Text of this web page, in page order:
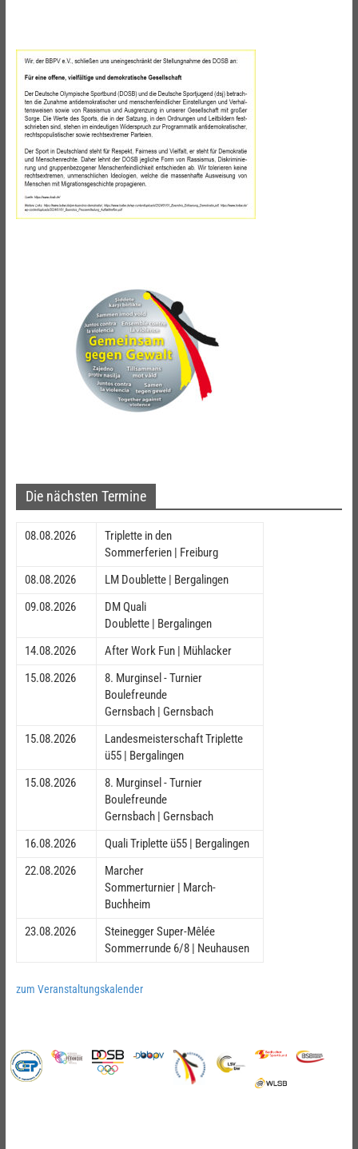
Die nächsten Termine
08.08.2026
Triplette in den
Sommerferien | Freiburg
08.08.2026
LM Doublette | Bergalingen
09.08.2026
DM Quali
Doublette | Bergalingen
14.08.2026
After Work Fun | Mühlacker
15.08.2026
8. Murginsel - Turnier
Boulefreunde
Gernsbach | Gernsbach
15.08.2026
Landesmeisterschaft Triplette
ü55 | Bergalingen
15.08.2026
8. Murginsel - Turnier
Boulefreunde
Gernsbach | Gernsbach
16.08.2026
Quali Triplette ü55 | Bergalingen
22.08.2026
Marcher
Sommerturnier | March-
Buchheim
23.08.2026
Steinegger Super-Mêlée
Sommerrunde 6/8 | Neuhausen
zum Veranstaltungskalender